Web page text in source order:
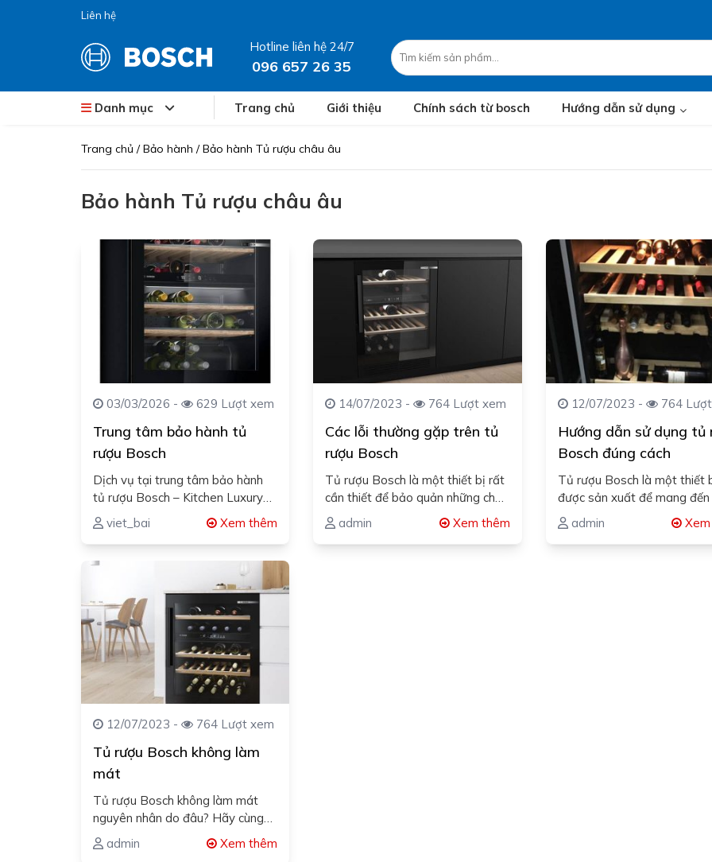
Liên hệ
Hotline liên hệ 24/7
096 657 26 35
Danh mục Trang chủ Giới thiệu Chính sách từ bosch Hướng dẫn sử dụng
Trang chủ /Bảo hành /Bảo hành Tủ rượu châu âu
Bảo hành Tủ rượu châu âu
03/03/2026 - 629 Lượt xem
Trung tâm bảo hành tủ
rượu Bosch
Dịch vụ tại trung tâm bảo hành
tủ rượu Bosch – Kitchen Luxury
mang lại sự yên…
viet_bai Xem thêm
14/07/2023 - 764 Lượt xem
Các lỗi thường gặp trên tủ
rượu Bosch
Tủ rượu Bosch là một thiết bị rất
cần thiết để bảo quản những chai
rượu chất…
admin Xem thêm
12/07/2023 - 764
Hướng dẫn sử dụng tủ
Bosch đúng cách
Tủ rượu Bosch là một thiết
được sản xuất để mang đến
kiện bảo quản,…
admin
12/07/2023 - 764 Lượt xem
Tủ rượu Bosch không làm
mát
Tủ rượu Bosch không làm mát
nguyên nhân do đâu? Hãy cùng
Bosch Kitchen Luxury tìm hiểu…
admin Xem thêm